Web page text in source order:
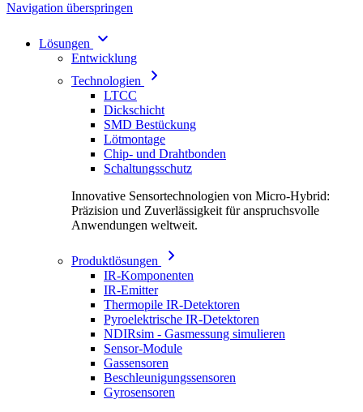
Navigation überspringen
Lösungen
Entwicklung
Technologien
LTCC
Dickschicht
SMD Bestückung
Lötmontage
Chip- und Drahtbonden
Schaltungsschutz
Innovative Sensortechnologien von Micro-Hybrid:
Präzision und Zuverlässigkeit für anspruchsvolle
Anwendungen weltweit.
Produktlösungen
IR-Komponenten
IR-Emitter
Thermopile IR-Detektoren
Pyroelektrische IR-Detektoren
NDIRsim - Gasmessung simulieren
Sensor-Module
Gassensoren
Beschleunigungssensoren
Gyrosensoren